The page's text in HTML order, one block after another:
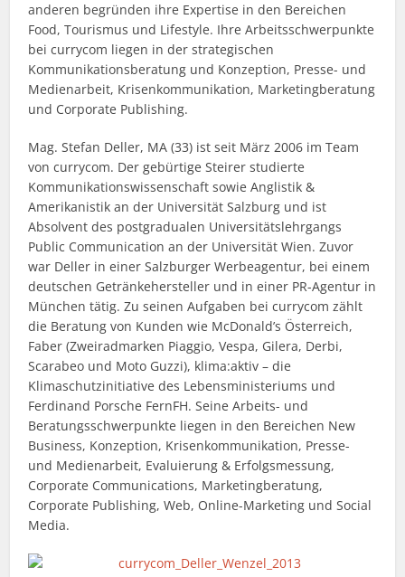
anderen begründen ihre Expertise in den Bereichen
Food, Tourismus und Lifestyle. Ihre Arbeitsschwerpunkte
bei currycom liegen in der strategischen
Kommunikationsberatung und Konzeption, Presse- und
Medienarbeit, Krisenkommunikation, Marketingberatung
und Corporate Publishing.
Mag. Stefan Deller, MA (33) ist seit März 2006 im Team
von currycom. Der gebürtige Steirer studierte
Kommunikationswissenschaft sowie Anglistik &
Amerikanistik an der Universität Salzburg und ist
Absolvent des postgradualen Universitätslehrgangs
Public Communication an der Universität Wien. Zuvor
war Deller in einer Salzburger Werbeagentur, bei einem
deutschen Getränkehersteller und in einer PR-Agentur in
München tätig. Zu seinen Aufgaben bei currycom zählt
die Beratung von Kunden wie McDonald’s Österreich,
Faber (Zweiradmarken Piaggio, Vespa, Gilera, Derbi,
Scarabeo und Moto Guzzi), klima:aktiv – die
Klimaschutzinitiative des Lebensministeriums und
Ferdinand Porsche FernFH. Seine Arbeits- und
Beratungsschwerpunkte liegen in den Bereichen New
Business, Konzeption, Krisenkommunikation, Presse-
und Medienarbeit, Evaluierung & Erfolgsmessung,
Corporate Communications, Marketingberatung,
Corporate Publishing, Web, Online-Marketing und Social
Media.